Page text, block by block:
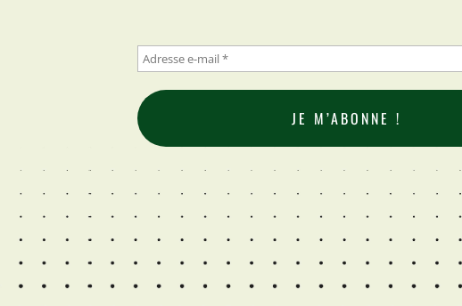
Adresse
e-
mail
*